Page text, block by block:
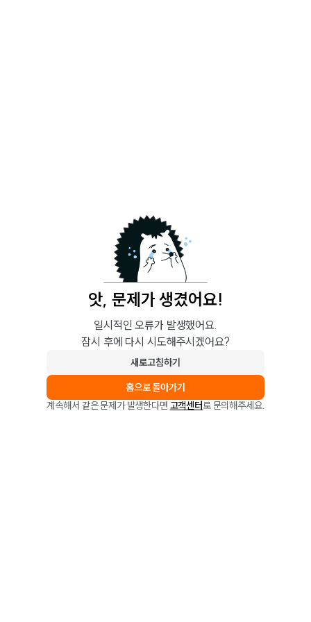
앗, 문제가 생겼어요!
일시적인 오류가 발생했어요.
잠시 후에 다시 시도해주시겠어요?
새로고침하기
홈으로 돌아가기
계속해서 같은 문제가 발생한다면 고객센터로 문의해주세요.